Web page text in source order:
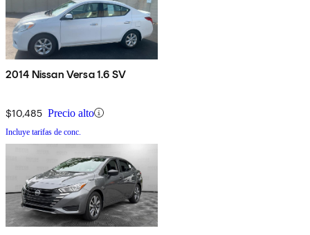
2014 Nissan Versa 1.6 SV
$10,485 Precio alto
Incluye tarifas de conc.